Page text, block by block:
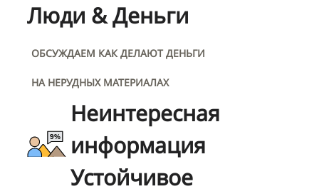
Люди & Деньги
ОБСУЖДАЕМ КАК ДЕЛАЮТ ДЕНЬГИ
НА НЕРУДНЫХ МАТЕРИАЛАХ
Неинтересная
информация
Устойчивое